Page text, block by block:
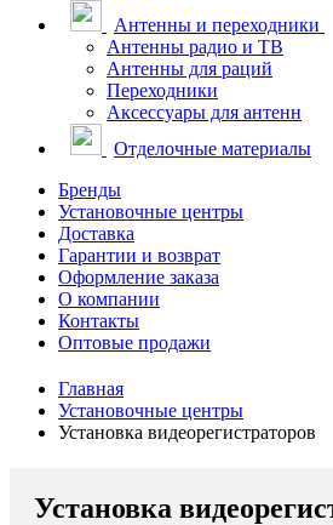
Антенны и переходники
Антенны радио и ТВ
Антенны для раций
Переходники
Аксессуары для антенн
Отделочные материалы
Бренды
Установочные центры
Доставка
Гарантии и возврат
Оформление заказа
О компании
Контакты
Оптовые продажи
Главная
Установочные центры
Установка видеорегистраторов
Установка